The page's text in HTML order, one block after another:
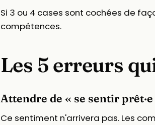
Si 3 ou 4 cases sont cochées de
compétences.
Les 5 erreurs
Attendre de « se sentir
Ce sentiment n'arrivera pas. Les